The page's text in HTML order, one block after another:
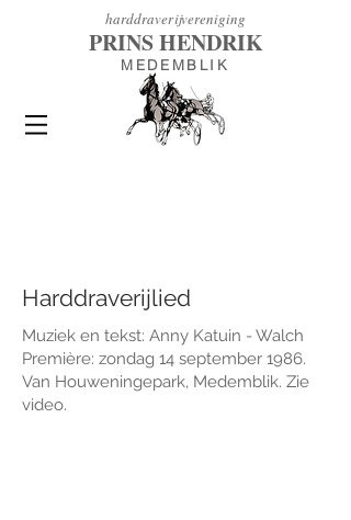
harddraverijvereniging
PRINS HENDRIK
MEDEMBLIK
Harddraverijlied
Muziek en tekst: Anny Katuin - Walch
Première: zondag 14 september 1986.
Van Houweningepark, Medemblik. Zie
video.